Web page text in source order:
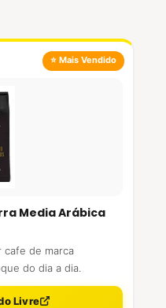
⭐ Mais Vendido
Media Arábica
cafe de marca
do dia a dia.
Livre